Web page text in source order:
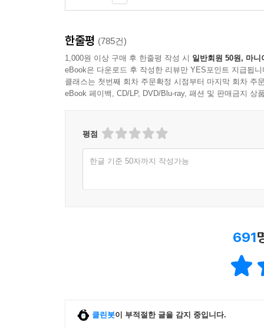
한줄평 (785건)
1,000원 이상 구매 후 한줄평 작성 시 일반회원 50원, 마니
eBook은 다운로드 후 작성한 리뷰만 YES포인트 지급됩니
클래스는 첫번째 회차 주문확정 시점부터 마지막 회차 주
eBook 페이백, CD/LP, DVD/Blu-ray, 패션 및 판매금지 상
평점
한글 기준 50자까지 작성가능
691
클린봇이 부적절한 글을 감지 중입니다.